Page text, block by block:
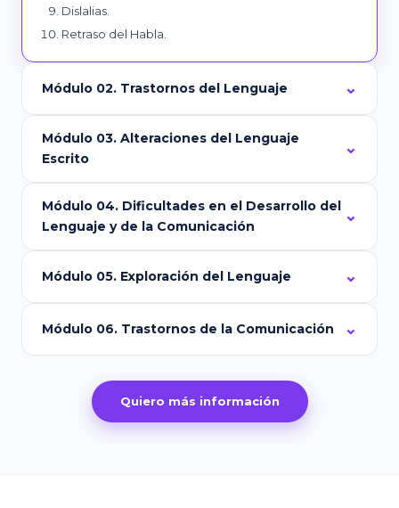
Dislalias.
Retraso del Habla.
Módulo 02. Trastornos del Lenguaje
Módulo 03. Alteraciones del Lenguaje
Escrito
Módulo 04. Dificultades en el Desarrollo del
Lenguaje y de la Comunicación
Módulo 05. Exploración del Lenguaje
Módulo 06. Trastornos de la Comunicación
Quiero más información